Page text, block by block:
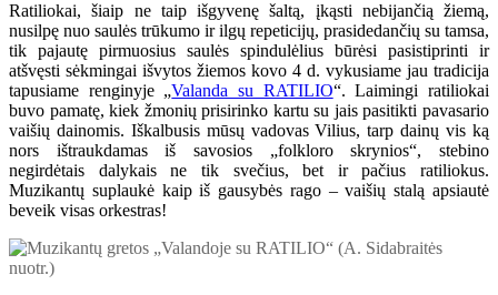
Ratiliokai, šiaip ne taip išgyvenę šaltą, įkąsti nebijančią žiemą,
nusilpę nuo saulės trūkumo ir ilgų repeticijų, prasidedančių su tamsa,
tik pajautę pirmuosius saulės spindulėlius būrėsi pasistiprinti ir
atšvęsti sėkmingai išvytos žiemos kovo 4 d. vykusiame jau tradicija
tapusiame renginyje „Valanda su RATILIO“. Laimingi ratiliokai
buvo pamatę, kiek žmonių prisirinko kartu su jais pasitikti pavasario
vaišių dainomis. Iškalbusis mūsų vadovas Vilius, tarp dainų vis ką
nors ištraukdamas iš savosios „folkloro skrynios“, stebino
negirdėtais dalykais ne tik svečius, bet ir pačius ratiliokus.
Muzikantų suplaukė kaip iš gausybės rago – vaišių stalą apsiautė
beveik visas orkestras!